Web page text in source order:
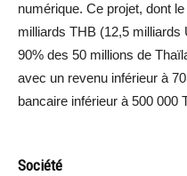
numérique. Ce projet, dont
milliards THB (12,5
90% des 50 millions de
avec un revenu inférieur à
bancaire inférieur à 500 000
Société